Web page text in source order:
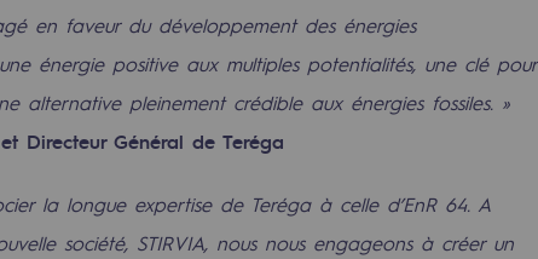
en faveur du développement des énergies
énergie positive aux multiples potentialités, une clé pour
alternative pleinement crédible aux énergies fossiles. »
Directeur Général de Teréga
la longue expertise de Teréga à celle d’EnR 64. A
société, STIRVIA, nous nous engageons à créer un